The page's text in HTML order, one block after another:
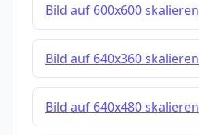
Bild auf 600x600 skalieren
Bild auf 640x360 skalieren
Bild auf 640x480 skalieren